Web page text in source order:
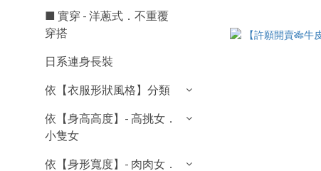
■ 實穿 - 洋蔥式．不重覆
穿搭
日系連身長裝
依【衣服形狀風格】分類
依【身高高度】- 高挑女．
小隻女
依【身形寬度】- 肉肉女．